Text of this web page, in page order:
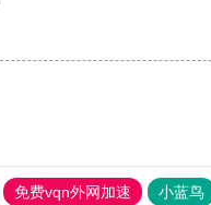
免费vqn外网加速 小蓝鸟